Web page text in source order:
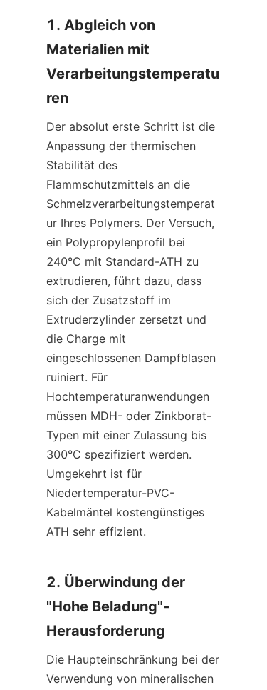
1. Abgleich von
Materialien mit
Verarbeitungstemperatu
ren
Der absolut erste Schritt ist die
Anpassung der thermischen
Stabilität des
Flammschutzmittels an die
Schmelzverarbeitungstemperat
ur Ihres Polymers. Der Versuch,
ein Polypropylenprofil bei
240°C mit Standard-ATH zu
extrudieren, führt dazu, dass
sich der Zusatzstoff im
Extruderzylinder zersetzt und
die Charge mit
eingeschlossenen Dampfblasen
ruiniert. Für
Hochtemperaturanwendungen
müssen MDH- oder Zinkborat-
Typen mit einer Zulassung bis
300°C spezifiziert werden.
Umgekehrt ist für
Niedertemperatur-PVC-
Kabelmäntel kostengünstiges
ATH sehr effizient.
2. Überwindung der
"Hohe Beladung"-
Herausforderung
Die Haupteinschränkung bei der
Verwendung von mineralischen